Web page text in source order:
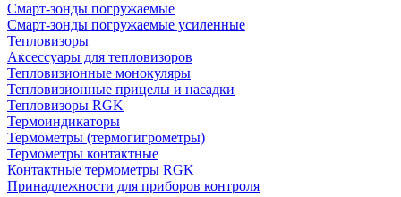
Смарт-зонды погружаемые
Смарт-зонды погружаемые усиленные
Тепловизоры
Аксессуары для тепловизоров
Тепловизионные монокуляры
Тепловизионные прицелы и насадки
Тепловизоры RGK
Термоиндикаторы
Термометры (термогигрометры)
Термометры контактные
Контактные термометры RGK
Принадлежности для приборов контроля